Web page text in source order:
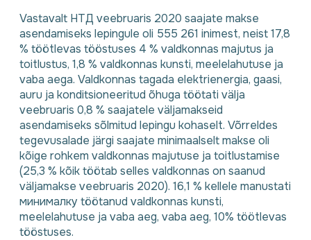
Vastavalt НТД veebruaris 2020 saajate makse
asendamiseks lepingule oli 555 261 inimest, neist 17,8
% töötlevas tööstuses 4 % valdkonnas majutus ja
toitlustus, 1,8 % valdkonnas kunsti, meelelahutuse ja
vaba aega. Valdkonnas tagada elektrienergia, gaasi,
auru ja konditsioneeritud õhuga töötati välja
veebruaris 0,8 % saajatele väljamakseid
asendamiseks sõlmitud lepingu kohaselt. Võrreldes
tegevusalade järgi saajate minimaalselt makse oli
kõige rohkem valdkonnas majutuse ja toitlustamise
(25,3 % kõik töötab selles valdkonnas on saanud
väljamakse veebruaris 2020). 16,1 % kellele manustati
минималку töötanud valdkonnas kunsti,
meelelahutuse ja vaba aeg, vaba aeg, 10% töötlevas
tööstuses.